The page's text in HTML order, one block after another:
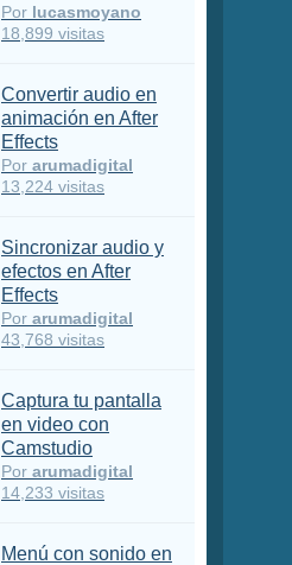
Por lucasmoyano
18,899 visitas
Convertir audio en
animación en After
Effects
Por arumadigital
13,224 visitas
Sincronizar audio y
efectos en After
Effects
Por arumadigital
43,768 visitas
Captura tu pantalla
en video con
Camstudio
Por arumadigital
14,233 visitas
Menú con sonido en